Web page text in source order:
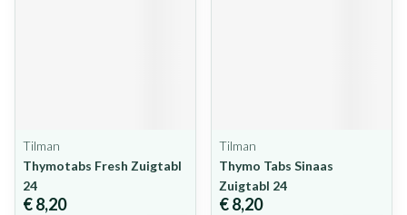
Tilman
Thymotabs Fresh Zuigtabl
24
€ 8,20
Tilman
Thymo Tabs Sinaas
Zuigtabl 24
€ 8,20